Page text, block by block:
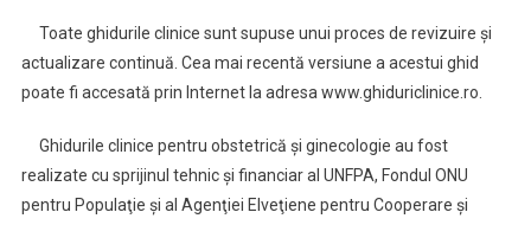
Toate ghidurile clinice sunt supuse unui proces de revizuire şi
actualizare continuă. Cea mai recentă versiune a acestui ghid
poate fi accesată prin Internet la adresa www.ghiduriclinice.ro.
Ghidurile clinice pentru obstetrică şi ginecologie au fost
realizate cu sprijinul tehnic şi financiar al UNFPA, Fondul ONU
pentru Populaţie şi al Agenţiei Elveţiene pentru Cooperare şi